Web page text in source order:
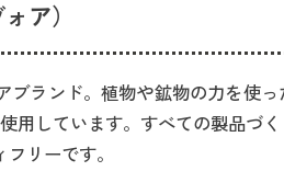
ア）
ブランド。植物や鉱物の力を使
用しています。すべての製品づ
リーです。